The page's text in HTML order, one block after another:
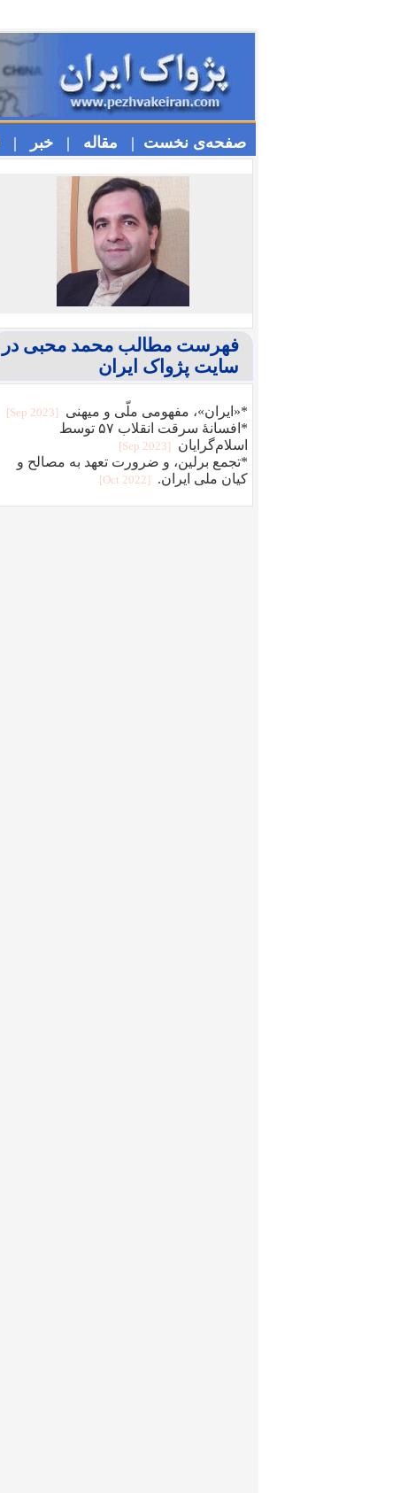
صفحه‌ی نخست | مقاله | خبر |
فهرست مطالب محمد محبی در
سایت پژواک ایران
*«ایران»، مفهومی ملّی و میهنی [2023 Sep]
*افسانهٔ سرقت انقلاب ۵۷ توسط
اسلام‌گرایان
[2023 Sep]
*تجمع برلین، و ضرورت تعهد به مصالح و
کیان ملی ایران.
[2022 Oct]